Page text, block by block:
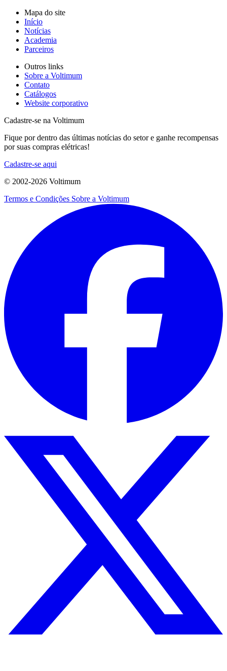
Mapa do site
Início
Notícias
Academia
Parceiros
Outros links
Sobre a Voltimum
Contato
Catálogos
Website corporativo
Cadastre-se na Voltimum
Fique por dentro das últimas notícias do setor e ganhe recompensas
por suas compras elétricas!
Cadastre-se aqui
© 2002-2026 Voltimum
Termos e Condições Sobre a Voltimum